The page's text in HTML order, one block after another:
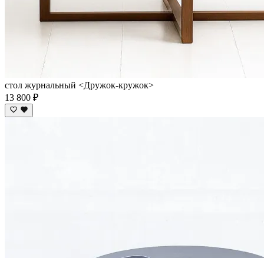
стол журнальный <Дружок-кружок>
13 800 ₽